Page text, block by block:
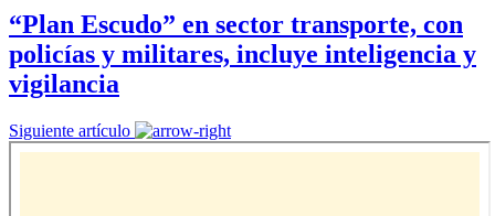
“Plan Escudo” en sector transporte, con
policías y militares, incluye inteligencia y
vigilancia
Siguiente artículo